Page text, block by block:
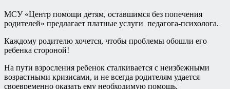
МСУ «Центр помощи детям, оставшимся без попечения
родителей» предлагает платные услуги педагога-психолога.
Каждому родителю хочется, чтобы проблемы обошли его
ребенка стороной!
На пути взросления ребенок сталкивается с неизбежными
возрастными кризисами, и не всегда родителям удается
своевременно оказать ему необходимую помощь.